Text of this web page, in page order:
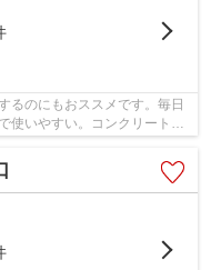
るのにもおススメです。毎日
使いやすい。コンクリート躯
件。...